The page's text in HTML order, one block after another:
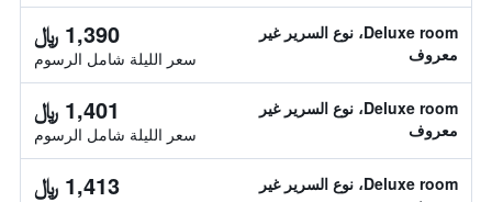
Deluxe room، نوع السرير غير
معروف
1,390 ﷼
سعر الليلة شامل الرسوم
Deluxe room، نوع السرير غير
معروف
1,401 ﷼
سعر الليلة شامل الرسوم
Deluxe room، نوع السرير غير
1,413 ﷼